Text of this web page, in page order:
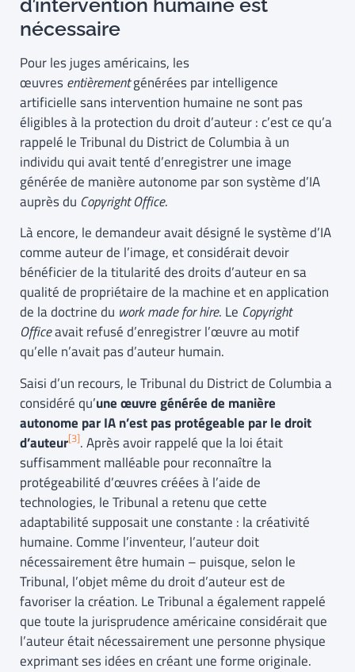
nécessaire
Pour les juges américains, les
œuvresentièrementgénérées par intelligence
artificielle sans intervention humaine ne sont pas
éligibles à la protection du droit d’auteur : c’est ce qu’a
rappelé le Tribunal du District de Columbia à un
individu qui avait tenté d’enregistrer une image
générée de manière autonome par son système d’IA
auprès du Copyright Office.
Là encore, le demandeur avait désigné le système d’IA
comme auteur de l’image, et considérait devoir
bénéficier de la titularité des droits d’auteur en sa
qualité de propriétaire de la machine et en application
de la doctrine du work made for hire. Le Copyright
Officeavait refusé d’enregistrer l’œuvre au motif
qu’elle n’avait pas d’auteur humain.
Saisi d’un recours, le Tribunal du District de Columbia a
considéré qu’une œuvre générée de manière
autonome par IA n’est pas protégeable par le droit
d’auteur[3]. Après avoir rappelé que la loi était
suffisamment malléable pour reconnaître la
protégeabilité d’œuvres créées à l’aide de
technologies, le Tribunal a retenu que cette
adaptabilité supposait une constante : la créativité
humaine. Comme l’inventeur, l’auteur doit
nécessairement être humain – puisque, selon le
Tribunal, l’objet même du droit d’auteur est de
favoriser la création. Le Tribunal a également rappelé
que toute la jurisprudence américaine considérait que
l’auteur était nécessairement une personne physique
exprimant ses idées en créant une forme originale.